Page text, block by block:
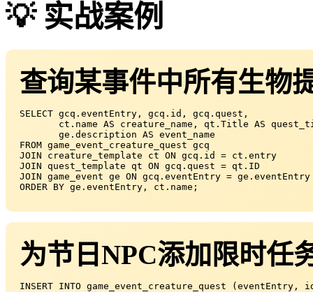
💡 实战案例
查询某事件中所有生物
SELECT gcq.eventEntry, gcq.id, gcq.quest,
ct.name AS creature_name, qt.Title AS
       ge.description AS event_name
FROM game_event_creature_quest gcq
JOIN creature_template ct ON gcq.id = ct.entry
JOIN quest_template qt ON gcq.quest = qt.ID
JOIN game_event ge ON gcq.eventEntry = ge.eventEntry
ORDER BY ge.eventEntry, ct.name;
为节日NPC添加限时任
INSERT INTO game_event_creature_quest (eventEntry,